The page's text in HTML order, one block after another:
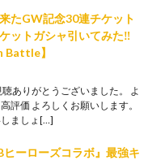
たGW記念30連チケット
ットガシャ引いてみた‼︎
Battle】
ありがとうございました。 よ
価 よろしくお願いします。
ましょ[…]
ヒーローズコラボ』最強キ